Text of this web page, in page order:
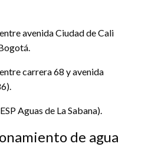
avenida Ciudad de Cali
carrera 68 y avenida
Aguas de La Sabana).
de agua